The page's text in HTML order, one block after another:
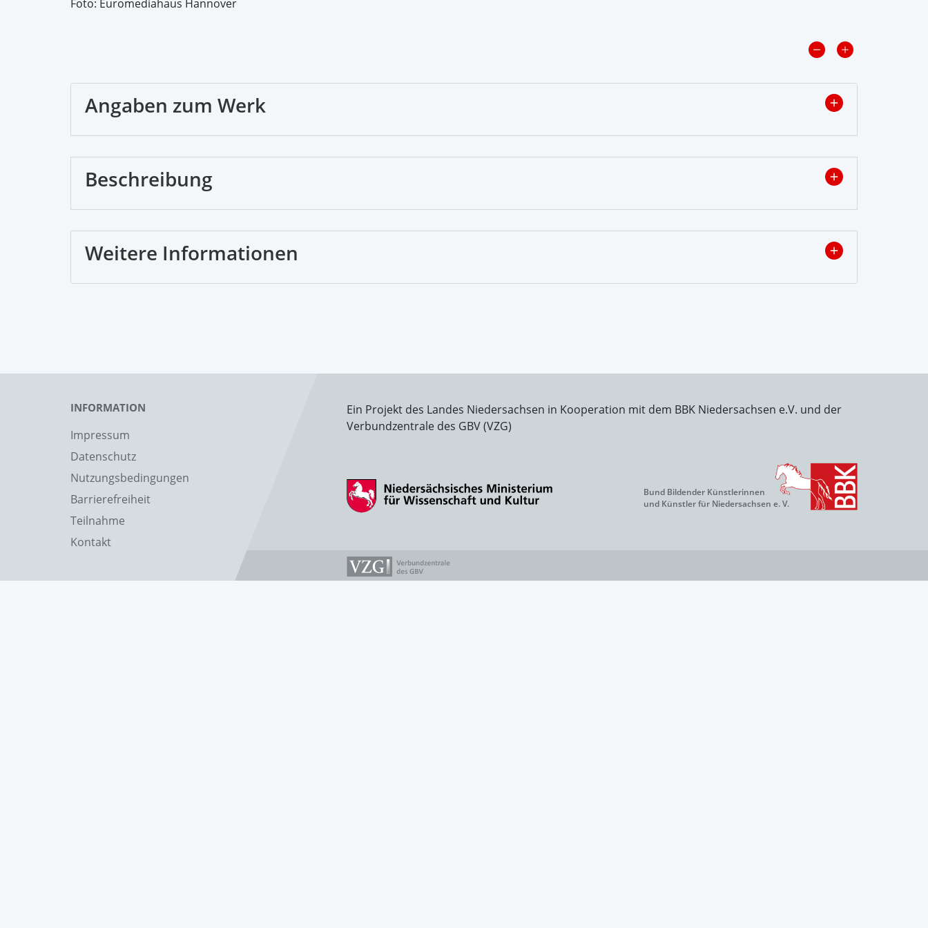
Foto: Euromediahaus Hannover
Angaben zum Werk
Beschreibung
Weitere Informationen
INFORMATION
Impressum
Datenschutz
Nutzungsbedingungen
Barrierefreiheit
Teilnahme
Kontakt
Ein Projekt des Landes Niedersachsen in Kooperation mit dem BBK Niedersachsen e.V. und der
Verbundzentrale des GBV (VZG)
Bund Bildender Künstlerinnen
und Künstler für Niedersachsen e. V.